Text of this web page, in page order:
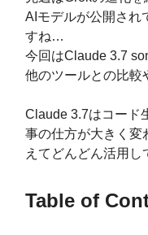
AIモデルが公開され
すね…
今回はClaude 3.7
他のツールとの比較
Claude 3.7はコード
事の仕方が大きく変
えてどんどん活用し
Table of